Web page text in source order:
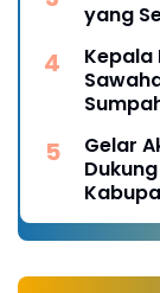
yang
Kepala
Gelar